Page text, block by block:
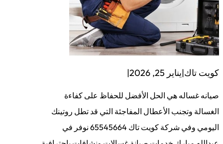
كويت تاك|يناير 25, 2026 |
صيانه غساله هي الحل الأفضل للحفاظ على كفاءة
الغسالة وتجنب الأعطال المفاجئة التي قد تطل روتينك
اليومي وفي شركة كويت تاك 65545664 نوفر في